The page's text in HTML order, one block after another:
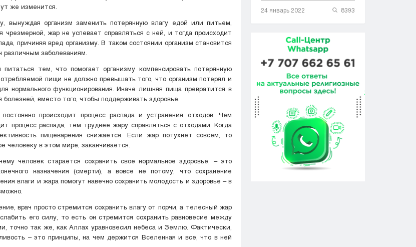
же изменится.
вынуждая организм заменить потерянную влагу едой или питьем,
чрезмерной, жар не успевает справляться с ней, и тогда происходит
причиняя вред организму. В таком состоянии организм становится
заболеваниям.
тем, что помогает организму компенсировать потерянную
пищи не должно превышать того, что организм потерял и
нормального функционирования. Иначе лишняя пища превратится в
болезней, вместо того, чтобы поддерживать здоровье.
происходит процесс распада и устранения отходов. Чем
процесс распада, тем труднее жару справляться с отходами. Когда
пищеварения снижается. Если жар потухнет совсем, то
человеку в этом мире, заканчивается.
человек старается сохранить свое нормальное здоровье, – это
назначения (смерти), а вовсе не потому, что сохранение
влаги и жара помогут навечно сохранить молодость и здоровье – в
врач просто стремится сохранить влагу от порчи, а телесный жар
его силу, то есть он стремится сохранить равновесие между
точно так же, как Аллах уравновесил небеса и Землю. Фактически,
– это принципы, на чем держится Вселенная и все, что в ней
24 январь 2022 8393